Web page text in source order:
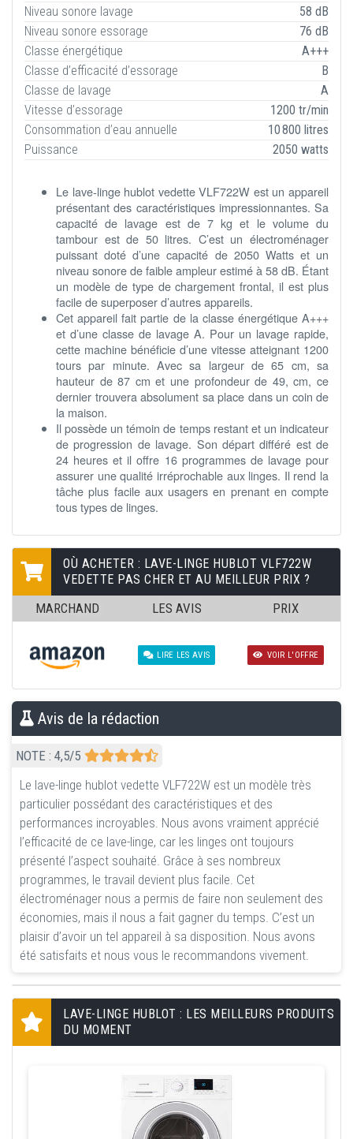
Niveau sonore lavage
58 dB
Niveau sonore essorage
76 dB
Classe énergétique
A+++
Classe d’efficacité d’essorage
B
Classe de lavage
A
Vitesse d’essorage
1200 tr/min
Consommation d’eau annuelle
10 800 litres
Puissance
2050 watts
Le lave-linge hublot vedette VLF722W est un appareil
présentant des caractéristiques impressionnantes. Sa
capacité de lavage est de 7 kg et le volume du
tambour est de 50 litres. C’est un électroménager
puissant doté d’une capacité de 2050 Watts et un
niveau sonore de faible ampleur estimé à 58 dB. Étant
un modèle de type de chargement frontal, il est plus
facile de superposer d’autres appareils.
Cet appareil fait partie de la classe énergétique A+++
et d’une classe de lavage A. Pour un lavage rapide,
cette machine bénéficie d’une vitesse atteignant 1200
tours par minute. Avec sa largeur de 65 cm, sa
hauteur de 87 cm et une profondeur de 49, cm, ce
dernier trouvera absolument sa place dans un coin de
la maison.
Il possède un témoin de temps restant et un indicateur
de progression de lavage. Son départ différé est de
24 heures et il offre 16 programmes de lavage pour
assurer une qualité irréprochable aux linges. Il rend la
tâche plus facile aux usagers en prenant en compte
tous types de linges.
OÙ ACHETER : LAVE-LINGE HUBLOT VLF722W
VEDETTE PAS CHER ET AU MEILLEUR PRIX ?
MARCHAND LES AVIS PRIX
LIRE LES AVIS VOIR L'OFFRE
Avis de la rédaction
NOTE : 4,5/5
Le lave-linge hublot vedette VLF722W est un modèle très
particulier possédant des caractéristiques et des
performances incroyables. Nous avons vraiment apprécié
l’efficacité de ce lave-linge, car les linges ont toujours
présenté l’aspect souhaité. Grâce à ses nombreux
programmes, le travail devient plus facile. Cet
électroménager nous a permis de faire non seulement des
économies, mais il nous a fait gagner du temps. C’est un
plaisir d’avoir un tel appareil à sa disposition. Nous avons
été satisfaits et nous vous le recommandons vivement.
LAVE-LINGE HUBLOT : LES MEILLEURS PRODUITS
DU MOMENT